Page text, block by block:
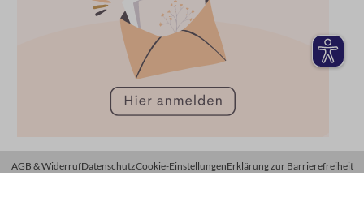
AGB & WiderrufDatenschutzCookie-EinstellungenErklärung zur Barrierefreiheit